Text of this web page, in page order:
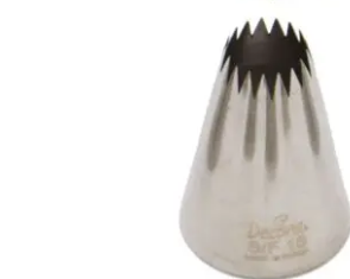
Ozdoby na tort weselny